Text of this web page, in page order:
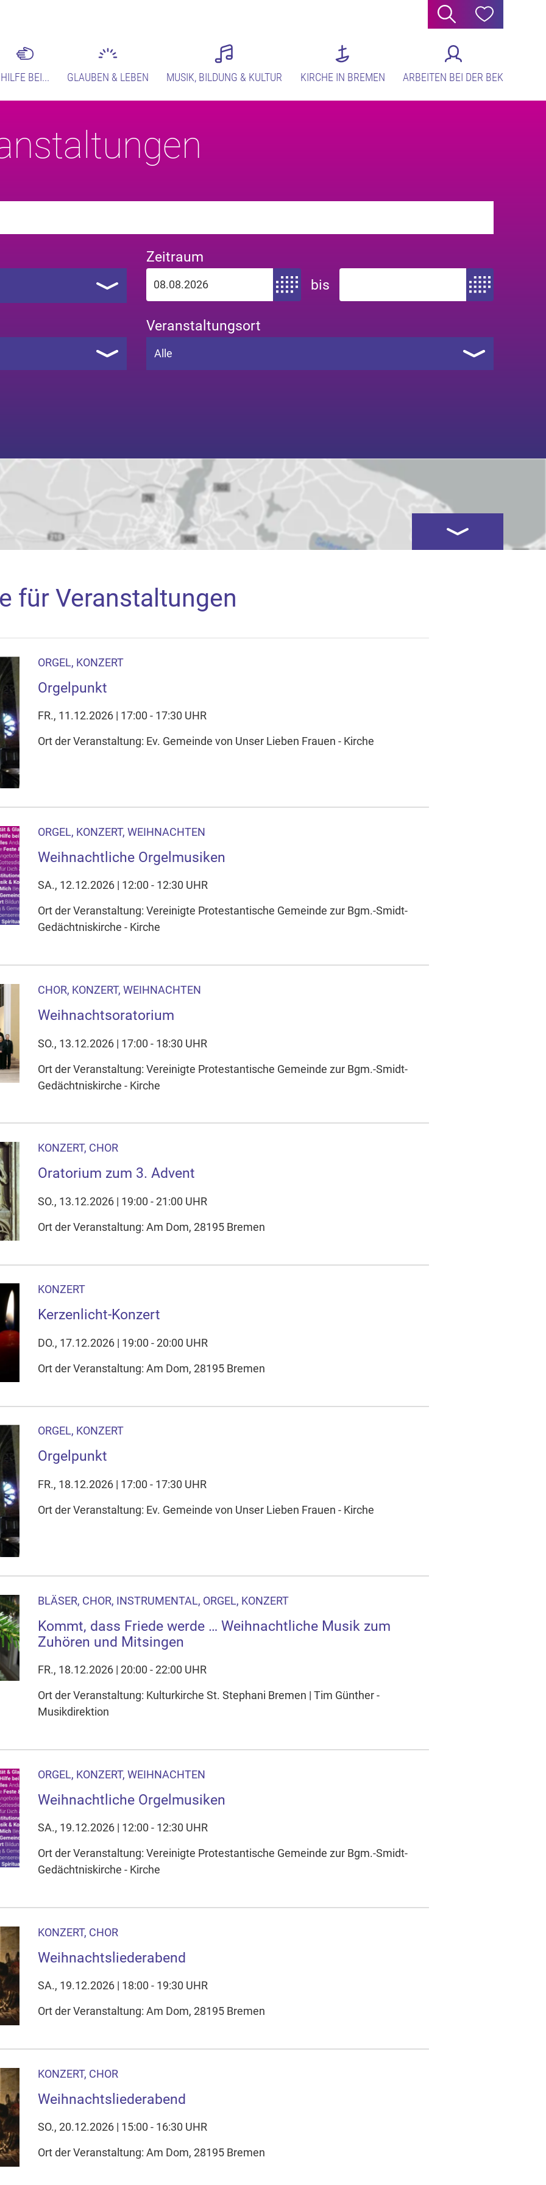
Suche Hilfe
HILFE BEI... GLAUBEN & LEBEN MUSIK, BILDUNG & KULTUR KIRCHE IN BREMEN ARBEITEN BEI DER BEK
Zeitraum
Zeitraum von
bis Zeitraum bis
Veranstaltungsort
Alle
akzeptieren Sie, dass die Anwendung Google Maps beim Aktivieren von
Ihrem Gerät setzt, z.B. zwecks Reichweitenmessung und profilbasierter Werbung.
Ihre Cookie-Einstellungen anpassen
Kartenansicht öffnen
für Veranstaltungen
ORGEL, KONZERT
Orgelpunkt
FR., 11.12.2026 | 17:00 - 17:30 UHR
Ort der Veranstaltung: Ev. Gemeinde von Unser Lieben Frauen - Kirche
ORGEL, KONZERT, WEIHNACHTEN
Weihnachtliche Orgelmusiken
SA., 12.12.2026 | 12:00 - 12:30 UHR
Ort der Veranstaltung: Vereinigte Protestantische Gemeinde zur Bgm.-Smidt-
Gedächtniskirche - Kirche
CHOR, KONZERT, WEIHNACHTEN
Weihnachtsoratorium
SO., 13.12.2026 | 17:00 - 18:30 UHR
Ort der Veranstaltung: Vereinigte Protestantische Gemeinde zur Bgm.-Smidt-
Gedächtniskirche - Kirche
KONZERT, CHOR
Oratorium zum 3. Advent
SO., 13.12.2026 | 19:00 - 21:00 UHR
Ort der Veranstaltung: Am Dom, 28195 Bremen
KONZERT
Kerzenlicht-Konzert
DO., 17.12.2026 | 19:00 - 20:00 UHR
Ort der Veranstaltung: Am Dom, 28195 Bremen
ORGEL, KONZERT
Orgelpunkt
FR., 18.12.2026 | 17:00 - 17:30 UHR
Ort der Veranstaltung: Ev. Gemeinde von Unser Lieben Frauen - Kirche
BLÄSER, CHOR, INSTRUMENTAL, ORGEL, KONZERT
Kommt, dass Friede werde … Weihnachtliche Musik zum
Zuhören und Mitsingen
FR., 18.12.2026 | 20:00 - 22:00 UHR
Ort der Veranstaltung: Kulturkirche St. Stephani Bremen | Tim Günther -
Musikdirektion
ORGEL, KONZERT, WEIHNACHTEN
Weihnachtliche Orgelmusiken
SA., 19.12.2026 | 12:00 - 12:30 UHR
Ort der Veranstaltung: Vereinigte Protestantische Gemeinde zur Bgm.-Smidt-
Gedächtniskirche - Kirche
KONZERT, CHOR
Weihnachtsliederabend
SA., 19.12.2026 | 18:00 - 19:30 UHR
Ort der Veranstaltung: Am Dom, 28195 Bremen
KONZERT, CHOR
Weihnachtsliederabend
SO., 20.12.2026 | 15:00 - 16:30 UHR
Ort der Veranstaltung: Am Dom, 28195 Bremen